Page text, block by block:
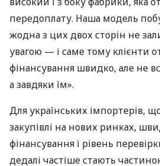
передоплату. Наша модель
жодна з цих двох сторін не
увагою — і саме тому клієнти
фінансування швидко, але не
а завдяки їм».
Для українських імпортерів,
закупівлі на нових ринках,
фінансування і рівень
дедалі частіше стають